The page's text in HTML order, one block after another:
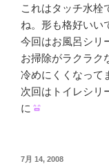
これはタッチ水栓
ね。形も格好いい
今回はお風呂シリ
お掃除がラクラク
冷めにくくなって
次回はトイレシリ
に
投
7月 14, 2008